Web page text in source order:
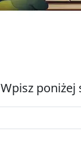
Wpisz poniżej